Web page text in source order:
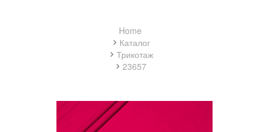
Home
Каталог
трикотаж
23657